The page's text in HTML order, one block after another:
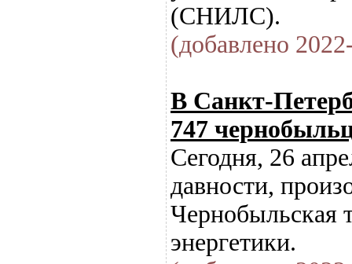
(СНИЛС).
(добавлено
В Санкт-
747
Сегодня, 26
давности,
Чернобыльская
энергетики.